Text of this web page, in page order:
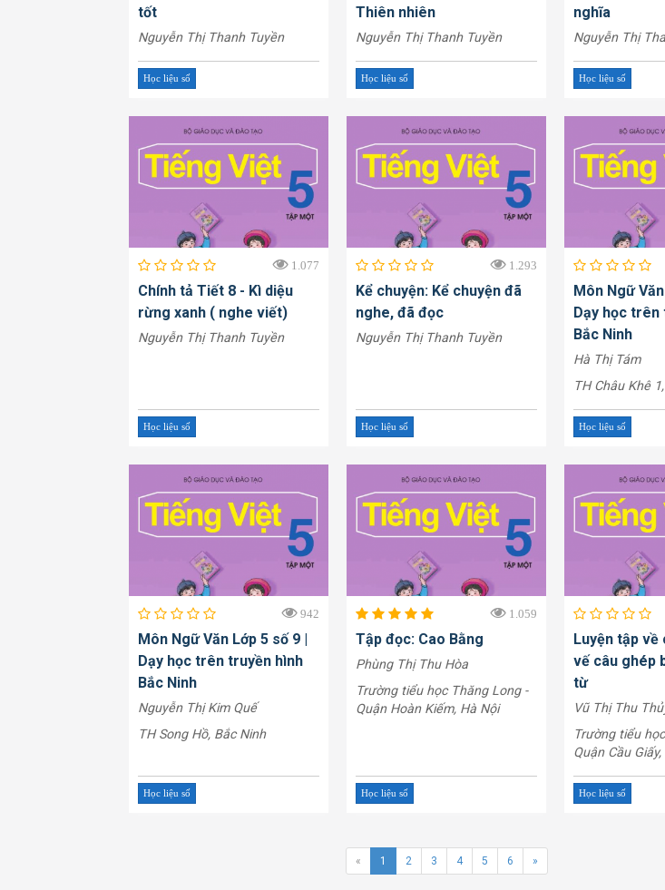
tốt
Nguyễn Thị Thanh Tuyền
Học liệu số
Thiên nhiên
Nguyễn Thị Thanh Tuyền
Học liệu số
nghĩa
Nguyễn Thị
Học liệu số
1.077
Chính tả Tiết 8 - Kì diệu
rừng xanh ( nghe viết)
Nguyễn Thị Thanh Tuyền
Học liệu số
1.293
Kể chuyện: Kể chuyện đã
nghe, đã đọc
Nguyễn Thị Thanh Tuyền
Học liệu số
Môn Ngữ
Dạy học trên
Bắc Ninh
Hà Thị Tám
TH Châu Khê
Học liệu số
942
Môn Ngữ Văn Lớp 5 số 9 |
Dạy học trên truyền hình
Bắc Ninh
Nguyễn Thị Kim Quế
TH Song Hồ, Bắc Ninh
Học liệu số
1.059
Tập đọc: Cao Bằng
Phùng Thị Thu Hòa
Trường tiểu học Thăng Long -
Quận Hoàn Kiếm, Hà Nội
Học liệu số
Luyện tập về
vế câu ghép
từ
Vũ Thị Thu
Trường tiểu
Quận Cầu
Học liệu số
« 1 2 3 4 5 6 »